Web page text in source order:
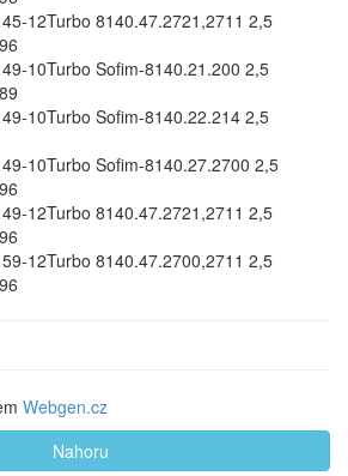
45-12Turbo 8140.47.2721,2711 2,5
49-10Turbo Sofim-8140.21.200 2,5
49-10Turbo Sofim-8140.22.214 2,5
49-10Turbo Sofim-8140.27.2700 2,5
49-12Turbo 8140.47.2721,2711 2,5
59-12Turbo 8140.47.2700,2711 2,5
Webgen.cz
Nahoru